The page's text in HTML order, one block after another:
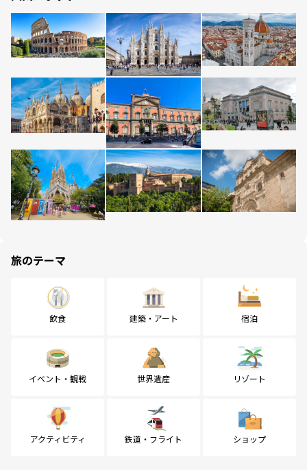
旅のテーマ
飲食 建築・アート 宿泊
イベント・観戦 世界遺産 リゾート
アクティビティ 鉄道・フライト ショップ